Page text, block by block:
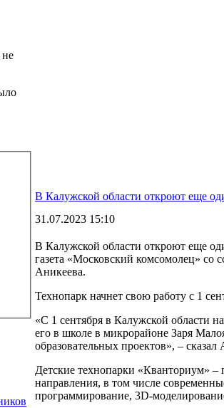
не
В Калужской области откроют еще
31.07.2023 15:10
В Калужской области откроют еще
газета «Московский комсомолец» со
Аникеева.
Технопарк начнет свою работу с 1
«С 1 сентября в Калужской области
его в школе в микрорайоне Заря
образовательных проектов», –
Детские технопарки «Кванториум»
направления, в том числе
программирование, 3D-